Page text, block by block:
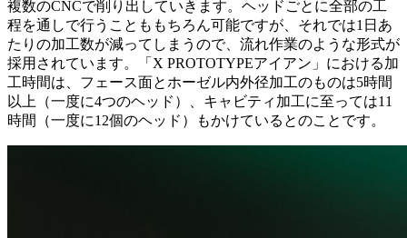
複数のCNCで削り出していきます。ヘッドごとに全部の工
程を通しで行うことももちろん可能ですが、それでは1日あ
たりの加工数が減ってしまうので、流れ作業のような形式が
採用されています。「X PROTOTYPEアイアン」における加
工時間は、フェース面とホーゼル内外径加工のものは5時間
以上（一度に4つのヘッド）、キャビティ加工に至っては11
時間（一度に12個のヘッド）もかけているとのことです。